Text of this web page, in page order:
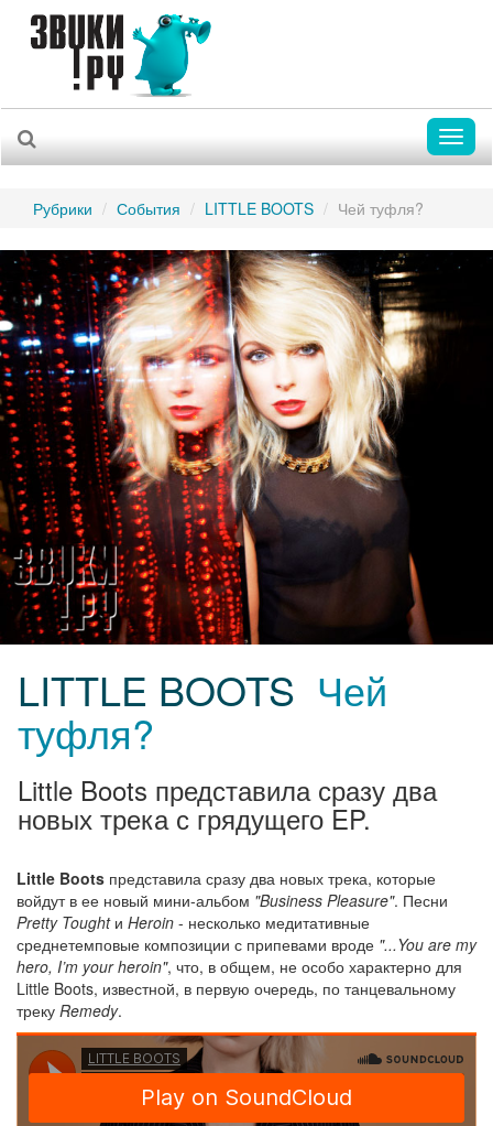
Рубрики События LITTLE BOOTS Чей туфля?
LITTLE BOOTS Чей
туфля?
Little Boots представила сразу два
новых трека с грядущего EP.
Little Boots представила сразу два новых трека, которые
войдут в ее новый мини-альбом "Business Pleasure". Песни
Pretty Toughtи Heroin - несколько медитативные
среднетемповые композиции с припевами вроде "...You are my
hero, I’m your heroin", что, в общем, не особо характерно для
Little Boots, известной, в первую очередь, по танцевальному
треку Remedy.